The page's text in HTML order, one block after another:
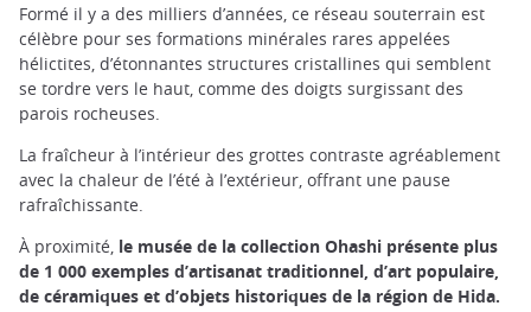
Formé il y a des milliers d’années, ce réseau souterrain est
célèbre pour ses formations minérales rares appelées
hélictites, d’étonnantes structures cristallines qui semblent
se tordre vers le haut, comme des doigts surgissant des
parois rocheuses.
La fraîcheur à l’intérieur des grottes contraste agréablement
avec la chaleur de l’été à l’extérieur, offrant une pause
rafraîchissante.
À proximité, le musée de la collection Ohashi présente plus
de 1 000 exemples d’artisanat traditionnel, d’art populaire,
de céramiques et d’objets historiques de la région de Hida.